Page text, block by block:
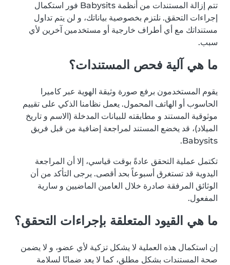
تتم إزالة المستندات من أنظمة Babysits فور استكمال
إجراءات التحقق. نلتزم بخصوصية بياناتك، و لن يتم تداول
مستنداتك مع أي أطراف خارجية أو مستخدمين آخرين لأي
سبب.
ما هي آلية فحص المستندات؟
يقوم المستخدمون برفع صورة وثيقة الهوية عبر كاميرا
الحاسوب أو الهاتف المحمول. يعمل نظامنا الذكي على تقييم
موثوقية المستند و مطابقته للبيانات المدخلة (الاسم و تاريخ
الميلاد)، قد يخضع المستند لمراجعة إضافية من قبل فريق
Babysits.
تكتمل عملية التحقق عادةً بوقت قياسي، إلا أن المراجعة
اليدوية قد تستغرق أسبوعاً بحد أقصى. يرجى التأكد من أن
الوثائق المرفقة صادرة خلال العامين الماضيين و سارية
المفعول.
ما هي القيود المتعلقة بإجراءات التحقق؟
إن استكمال هذه العملية لا يشكل تزكية لأي عضو، و لا يضمن
صحة المستندات بشكل مطلق، كما لا يعد ضمانًا لسلامة